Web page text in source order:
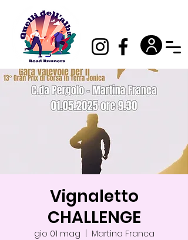
Vignaletto
CHALLENGE
gio 01 mag
Martina Franca